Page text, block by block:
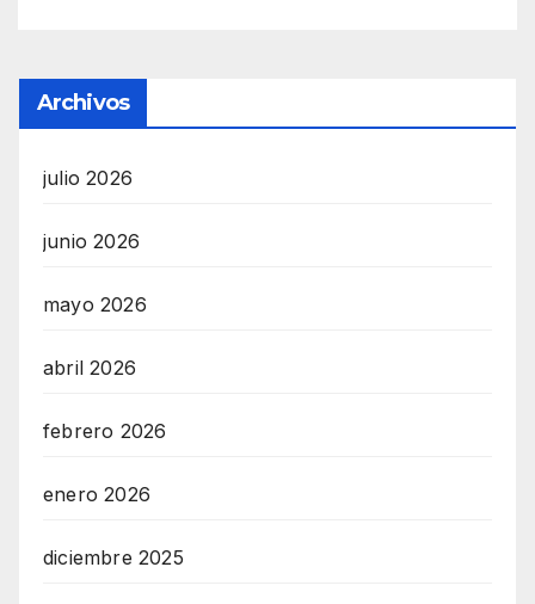
Archivos
julio 2026
junio 2026
mayo 2026
abril 2026
febrero 2026
enero 2026
diciembre 2025